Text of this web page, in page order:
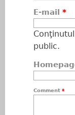
E-mail *
public.
Comment *